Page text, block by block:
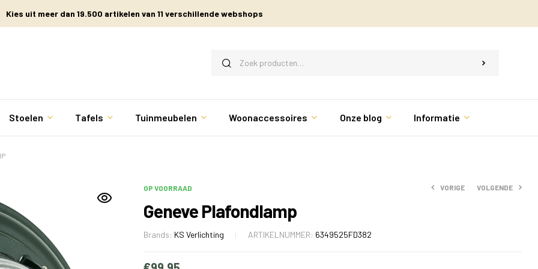
Kies uit meer dan 19.500 artikelen van 11 verschillende webshops
Stoelen Tafels Tuinmeubelen Woonaccessoires Onze blog Informatie
OP VOORRAAD VORIGE VOLGENDE
Geneve Plafondlamp
Brands: KS Verlichting ARTIKELNUMMER: 6349525FD382